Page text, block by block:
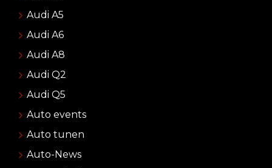
Audi A5
Audi A6
Audi A8
Audi Q2
Audi Q5
Auto events
Auto tunen
Auto-News